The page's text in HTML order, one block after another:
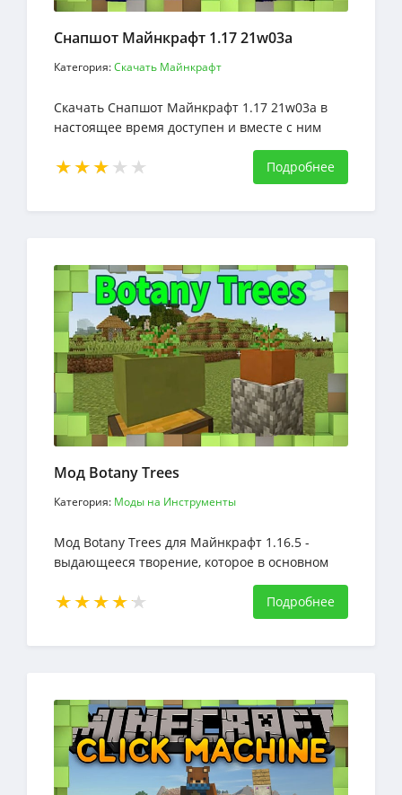
Снапшот Майнкрафт 1.17 21w03a
Категория:Скачать Майнкрафт
Скачать Снапшот Майнкрафт 1.17 21w03a в
настоящее время доступен и вместе с ним
Подробнее
Мод Botany Trees
Категория: Моды на Инструменты
Мод Botany Trees для Майнкрафт 1.16.5 -
выдающееся творение, которое в основном
ориентировано на увеличение количества
деревьев в моде ботанических горшковПодробнее